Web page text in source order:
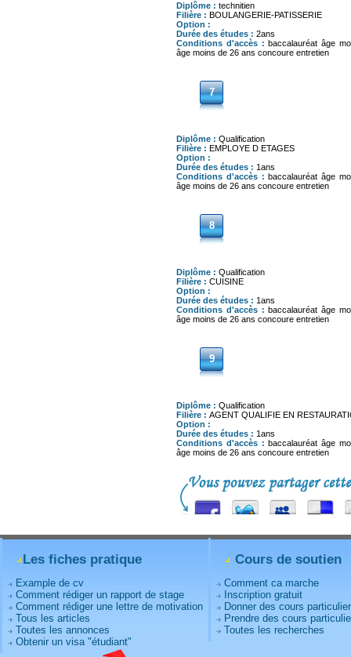
Diplôme : technitien
Filière : BOULANGERIE-PATISSERIE
Option :
Durée des études : 2ans
Conditions d'accès : baccalauréat âge
âge moins de 26 ans concoure entretien
7
Diplôme : Qualification
Filière : EMPLOYE D ETAGES
Option :
Durée des études : 1ans
Conditions d'accès : baccalauréat âge
âge moins de 26 ans concoure entretien
8
Diplôme : Qualification
Filière : CUISINE
Option :
Durée des études : 1ans
Conditions d'accès : baccalauréat âge
âge moins de 26 ans concoure entretien
9
Diplôme : Qualification
Filière : AGENT QUALIFIE EN
Option :
Durée des études : 1ans
Conditions d'accès : baccalauréat âge
âge moins de 26 ans concoure entretien
Les fiches pratique
Example de cv
Comment rédiger un rapport de stage
Comment rédiger une lettre de motivation
Tous les articles
Toutes les annonces
Obtenir un visa "étudiant"
Cours de soutien
Comment ca marche
Inscription gratuit
Donner des cours
Prendre des cours
Toutes les recherches